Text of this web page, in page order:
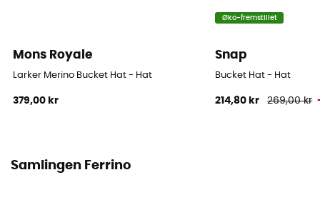
Mons Royale
Larker Merino Bucket Hat - Hat
379,00 kr
Øko-fremstillet
Snap
Bucket Hat - Hat
214,80 kr 269,00 kr
Samlingen Ferrino